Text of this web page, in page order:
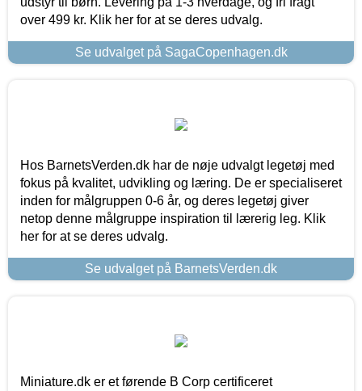
over 499 kr. Klik her for at se deres udvalg.
Se udvalget på SagaCopenhagen.dk
Hos BarnetsVerden.dk har de nøje udvalgt legetøj med
fokus på kvalitet, udvikling og læring. De er specialiseret
inden for målgruppen 0-6 år, og deres legetøj giver
netop denne målgruppe inspiration til lærerig leg. Klik
her for at se deres udvalg.
Se udvalget på BarnetsVerden.dk
Miniature.dk er et førende B Corp certificeret